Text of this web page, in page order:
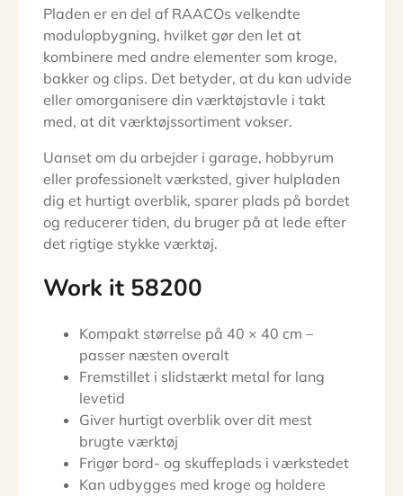
Pladen er en del af RAACOs velkendte
modulopbygning, hvilket gør den let at
kombinere med andre elementer som kroge,
bakker og clips. Det betyder, at du kan udvide
eller omorganisere din værktøjstavle i takt
med, at dit værktøjssortiment vokser.
Uanset om du arbejder i garage, hobbyrum
eller professionelt værksted, giver hulpladen
dig et hurtigt overblik, sparer plads på bordet
og reducerer tiden, du bruger på at lede efter
det rigtige stykke værktøj.
Work it 58200
Kompakt størrelse på 40 × 40 cm –
passer næsten overalt
Fremstillet i slidstærkt metal for lang
levetid
Giver hurtigt overblik over dit mest
brugte værktøj
Frigør bord- og skuffeplads i værkstedet
Kan udbygges med kroge og holdere